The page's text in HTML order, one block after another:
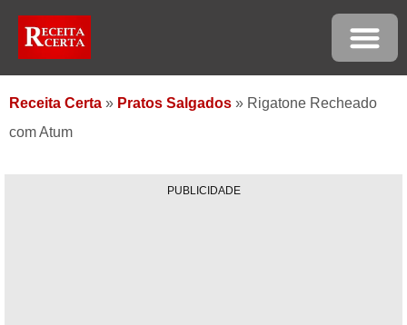
Receita Certa » Pratos Salgados » Rigatone Recheado
com Atum
PUBLICIDADE